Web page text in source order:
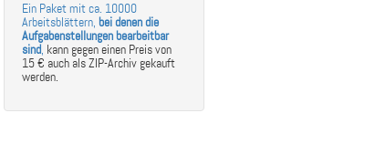
Ein Paket mit ca. 10000
Arbeitsblättern, bei denen die
Aufgabenstellungen bearbeitbar
sind, kann gegen einen Preis von
15 € auch als ZIP-Archiv gekauft
werden.